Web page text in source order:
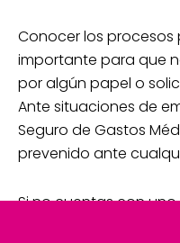
Conocer los procesos
importante para que
por algún papel o
Ante situaciones de
Seguro de Gastos
prevenido ante
Si no cuentas con